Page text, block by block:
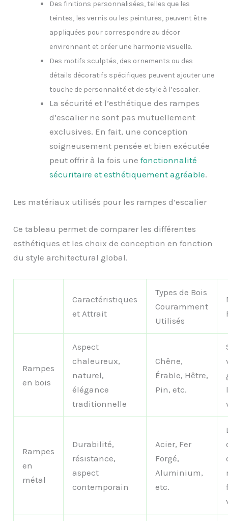
Des finitions personnalisées, telles que les
teintes, les vernis ou les peintures, peuvent être
appliquées pour correspondre au décor
environnant et créer une harmonie visuelle.
Des motifs sculptés, des ornements ou des
détails décoratifs spécifiques peuvent ajouter une
touche de personnalité et de style à l’escalier.
La sécurité et l’esthétique des rampes
d’escalier ne sont pas mutuellement
exclusives. En fait, une conception
soigneusement pensée et bien exécutée
peut offrir à la fois unefonctionnalité
sécuritaire et esthétiquement agréable.
Les matériaux utilisés pour les rampes d’escalier
Ce tableau permet de comparer les différentes
esthétiques et les choix de conception en fonction
du style architectural global.
Caractéristiques
et Attrait
Types de Bois
Couramment
Utilisés
Rampes
en bois
Aspect
chaleureux,
naturel,
élégance
traditionnelle
Chêne,
Érable, Hêtre,
Pin, etc.
Rampes
en
métal
Durabilité,
résistance,
aspect
contemporain
Acier, Fer
Forgé,
Aluminium,
etc.